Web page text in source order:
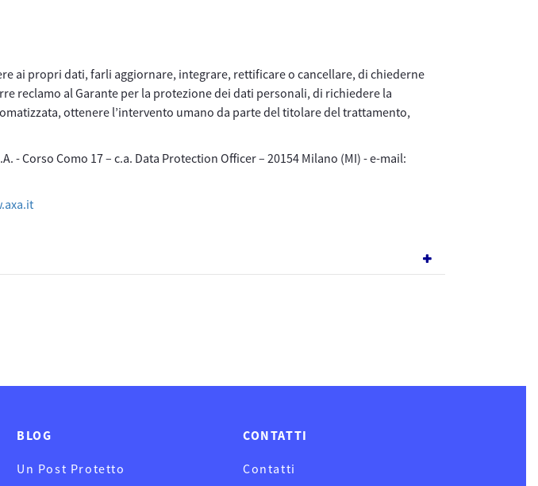
ai propri dati, farli aggiornare, integrare, rettificare o cancellare, di chiederne
reclamo al Garante per la protezione dei dati personali, di richiedere la
ottenere l’intervento umano da parte del titolare del trattamento,
Corso Como 17 – c.a. Data Protection Officer – 20154 Milano (MI) - e-mail:
BLOG
Un Post Protetto
CONTATTI
Contatti